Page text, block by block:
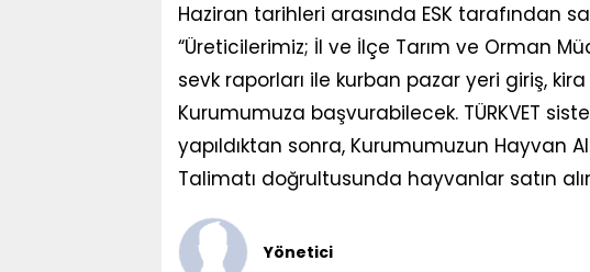
Haziran tarihleri arasında ESK tarafından
“Üreticilerimiz; İl ve İlçe Tarım ve Orman
sevk raporları ile kurban pazar yeri giriş,
Kurumumuza başvurabilecek. TÜRKVET
yapıldıktan sonra, Kurumumuzun Hayvan
Talimatı doğrultusunda hayvanlar satın
Yönetici